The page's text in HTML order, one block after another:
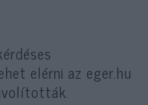
elérni az eger.hu